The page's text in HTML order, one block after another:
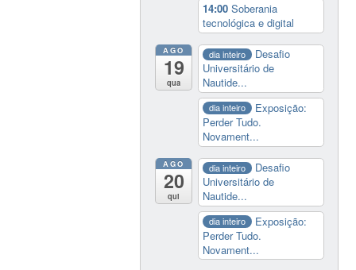
14:00Soberania
tecnológica e digital
AGO
19
qua
dia inteiro
Desafio
Universitário de
Nautide...
dia inteiro
Exposição:
Perder Tudo.
Novament...
AGO
20
qui
dia inteiro
Desafio
Universitário de
Nautide...
dia inteiro
Exposição:
Perder Tudo.
Novament...